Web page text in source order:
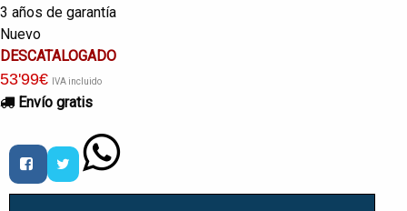
3 años de garantía
Nuevo
DESCATALOGADO
53'99€ IVA incluido
Envío gratis